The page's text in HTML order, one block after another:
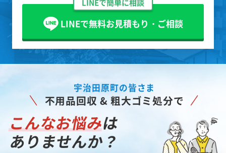
LINEで無料お見積もり・ご相談
宇治田原町の皆さま
不用品回収 & 粗大ゴミ処分で
こんなお悩みは
ありませんか？